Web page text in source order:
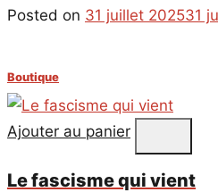
Posted on 31 juillet 202531
Boutique
Ajouter au panier
Le fascisme qui vient